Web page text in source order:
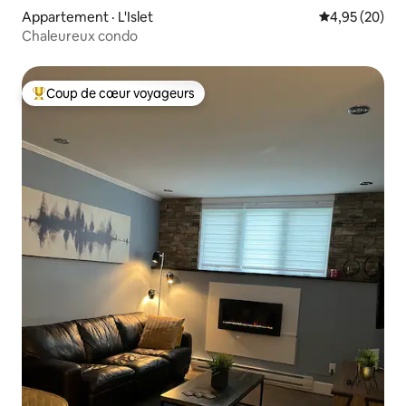
Appartement · L'Islet Note
4,95 (20)
Chaleureux condo
Coup de cœur voyageurs parmi les plus aimés
Coup de cœur voyageurs